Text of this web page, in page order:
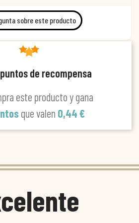
sobre este producto
de recompensa
este producto y gana
que valen 0,44 €